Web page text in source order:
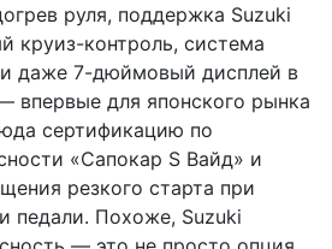
руля, поддержка Suzuki
круиз-контроль, система
даже 7-дюймовый дисплей в
впервые для японского рынка
сертификацию по
«Сапокар S Вайд» и
резкого старта при
педали. Похоже, Suzuki